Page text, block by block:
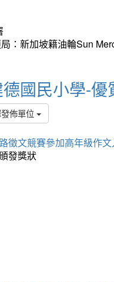
：新加坡籍油輪Sun
國民小學-優
佈單位
徵文競賽參加高年級作
發獎狀